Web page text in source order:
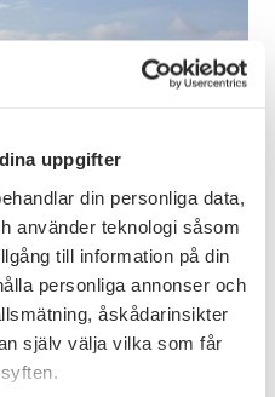
uppgifter
din personliga data,
använder teknologi såsom
till information på din
personliga annonser och
åskådarinsikter
själv välja vilka som får